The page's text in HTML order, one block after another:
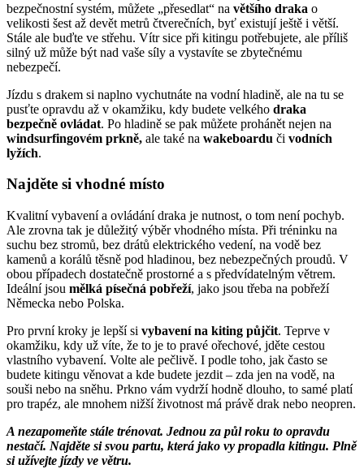
bezpečnostní systém, můžete „přesedlat“ na většího draka o
velikosti šest až devět metrů čtverečních, byť existují ještě i větší.
Stále ale buďte ve střehu. Vítr sice při kitingu potřebujete, ale příliš
silný už může být nad vaše síly a vystavíte se zbytečnému
nebezpečí.
Jízdu s drakem si naplno vychutnáte na vodní hladině, ale na tu se
pusťte opravdu až v okamžiku, kdy budete velkého draka
bezpečně ovládat. Po hladině se pak můžete prohánět nejen na
windsurfingovém prkně, ale také na wakeboardu či vodních
lyžích.
Najděte si vhodné místo
Kvalitní vybavení a ovládání draka je nutnost, o tom není pochyb.
Ale zrovna tak je důležitý výběr vhodného místa. Při tréninku na
suchu bez stromů, bez drátů elektrického vedení, na vodě bez
kamenů a korálů těsně pod hladinou, bez nebezpečných proudů. V
obou případech dostatečně prostorné a s předvídatelným větrem.
Ideální jsou mělká písečná pobřeží, jako jsou třeba na pobřeží
Německa nebo Polska.
Pro první kroky je lepší si vybavení na kiting půjčit. Teprve v
okamžiku, kdy už víte, že to je to pravé ořechové, jděte cestou
vlastního vybavení. Volte ale pečlivě. I podle toho, jak často se
budete kitingu věnovat a kde budete jezdit – zda jen na vodě, na
souši nebo na sněhu. Prkno vám vydrží hodně dlouho, to samé platí
pro trapéz, ale mnohem nižší životnost má právě drak nebo neopren.
A nezapomeňte stále trénovat. Jednou za půl roku to opravdu
nestačí. Najděte si svou partu, která jako vy propadla kitingu. Plně
si užívejte jízdy ve větru.